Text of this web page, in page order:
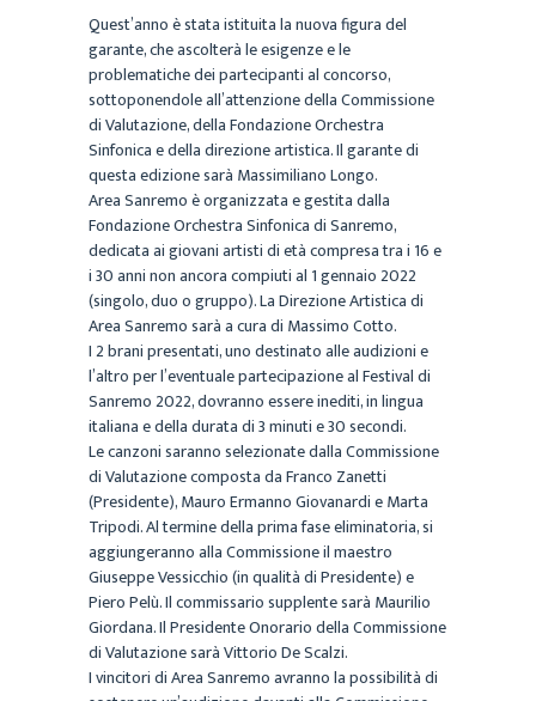
Quest’anno è stata istituita la nuova figura del
garante, che ascolterà le esigenze e le
problematiche dei partecipanti al concorso,
sottoponendole all’attenzione della Commissione
di Valutazione, della Fondazione Orchestra
Sinfonica e della direzione artistica. Il garante di
questa edizione sarà Massimiliano Longo.
Area Sanremo è organizzata e gestita dalla
Fondazione Orchestra Sinfonica di Sanremo,
dedicata ai giovani artisti di età compresa tra i 16 e
i 30 anni non ancora compiuti al 1 gennaio 2022
(singolo, duo o gruppo). La Direzione Artistica di
Area Sanremo sarà a cura di Massimo Cotto.
I 2 brani presentati, uno destinato alle audizioni e
l’altro per l’eventuale partecipazione al Festival di
Sanremo 2022, dovranno essere inediti, in lingua
italiana e della durata di 3 minuti e 30 secondi.
Le canzoni saranno selezionate dalla Commissione
di Valutazione composta da Franco Zanetti
(Presidente), Mauro Ermanno Giovanardi e Marta
Tripodi. Al termine della prima fase eliminatoria, si
aggiungeranno alla Commissione il maestro
Giuseppe Vessicchio (in qualità di Presidente) e
Piero Pelù. Il commissario supplente sarà Maurilio
Giordana. Il Presidente Onorario della Commissione
di Valutazione sarà Vittorio De Scalzi.
I vincitori di Area Sanremo avranno la possibilità di